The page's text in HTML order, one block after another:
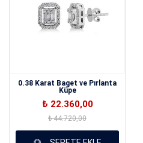
0.38 Karat Baget ve Pırlanta
Küpe
₺ 22.360,00
₺ 44.720,00